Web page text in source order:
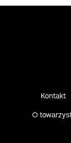
Kontakt
O